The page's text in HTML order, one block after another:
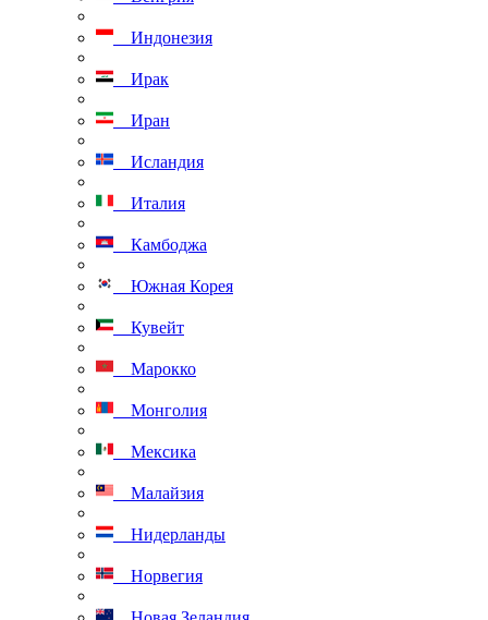
Индонезия
Ирак
Иран
Исландия
Италия
Камбоджа
Южная Корея
Кувейт
Марокко
Монголия
Мексика
Малайзия
Нидерланды
Норвегия